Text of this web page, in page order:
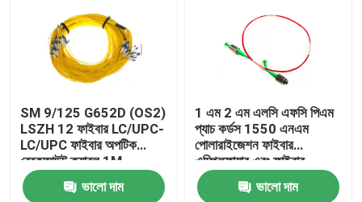
SM 9/125 G652D (OS2)
LSZH 12 ফাইবার LC/UPC-
LC/UPC ফাইবার অপটিক
ব্রেকআউট ক্যাবল 1M
ভালো দাম
1 এম 2 এম এলসি এফসি পিএম
প্যাচ কর্ডস 1550 এনএম
পোলারাইজেশন ফাইবার
এম্প্লিফায়ার এবং ফাইবার
লেজারের জন্য পিএমএফ প্যাচ কর্ড
বজায় রাখা
ভালো দাম